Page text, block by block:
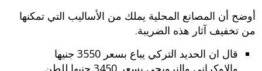
أوضح أن المصانع المحلية يملك من الأساليب التي تمكنها
من تخفيف آثار هذه الضريبة.
قال ان الحديد التركي يباع بسعر 3550 جنيها
والاوكراني والنرويجي بسعر 3450 جنيها للطن.